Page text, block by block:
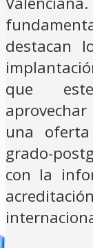
destacan
que
una
grado-
con la